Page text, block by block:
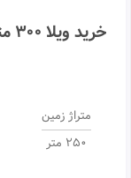
خرید ویلا 300 متری 4 خواب در نوشهر
متراژ زمین
250 متر